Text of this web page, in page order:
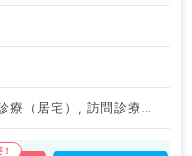
一般外来, 訪問診療（居宅）, 訪問診療（施設）